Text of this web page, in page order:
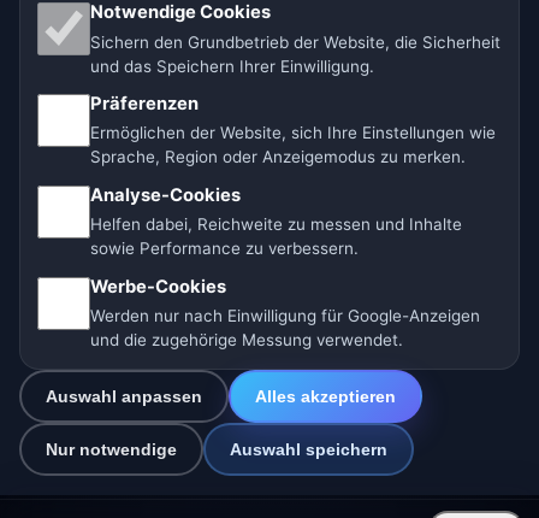
Unsere Wetterseiten:
🇨🇿 Tschechien 🇭🇷 Kroatien 🇧🇬 Bulgarien
🇩🇪🇦🇹🇨🇭 Deutschland / Österreich / Schweiz
🌎 Lateinamerika und Spanien 🇮🇳 Süd- und Südostasien
Betreiber: Spolek Minizoo.cz z.s. | Vereins-Nr.:
21135550 | info@vorhersage.online
© 2026 Vorhersage Online · Daten: Open-Meteo (ECMWF, ICON) ·
BrightSky (DWD) · OpenWeatherMap · Warnungen: DWD
Notwendige Cookies
Sichern den Grundbetrieb der Website, die Sicherheit
und das Speichern Ihrer Einwilligung.
Präferenzen
Ermöglichen der Website, sich Ihre Einstellungen wie
Sprache, Region oder Anzeigemodus zu merken.
Analyse-Cookies
Helfen dabei, Reichweite zu messen und Inhalte
sowie Performance zu verbessern.
Werbe-Cookies
Werden nur nach Einwilligung für Google-Anzeigen
und die zugehörige Messung verwendet.
Auswahl anpassen Alles akzeptieren
Nur notwendige Auswahl speichern